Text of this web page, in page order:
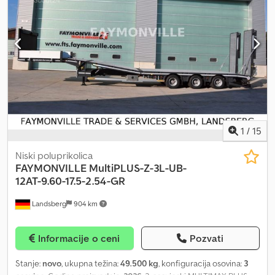
1 / 15
Landsberg 904 km
Niski poluprikolica
FAYMONVILLE MultiPLUS-Z-3L-UB-
12AT-9.60-17.5-2.54-GR
Informacije o ceni Pozvati
Stanje: novo, ukupna težina:49.500 kg, konfiguracija osovina: 3